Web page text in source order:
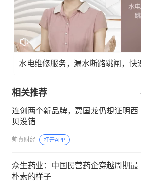
水电维修服务，漏水断路跳闸，快
相关推荐
连创两个新品牌，贾国龙仍想证明西
贝没错
帅真财经 打开APP
众生药业：中国民营药企穿越周期最
朴素的样子